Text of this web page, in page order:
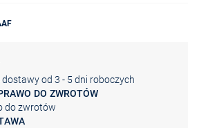
od 3 - 5 dni roboczych
DO ZWROTÓW
do zwrotów